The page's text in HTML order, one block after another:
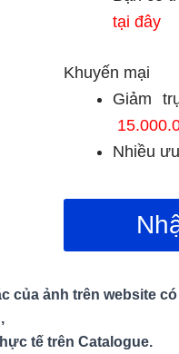
tại đây
Khuyến mại
Giảm
Nhiều
của ảnh trên website
tế trên Catalogue.